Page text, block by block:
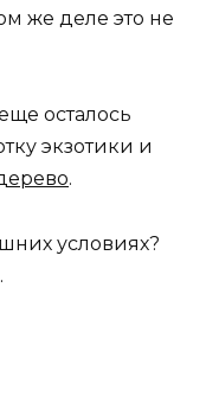
же деле это не
осталось
экзотики и
.
условиях?